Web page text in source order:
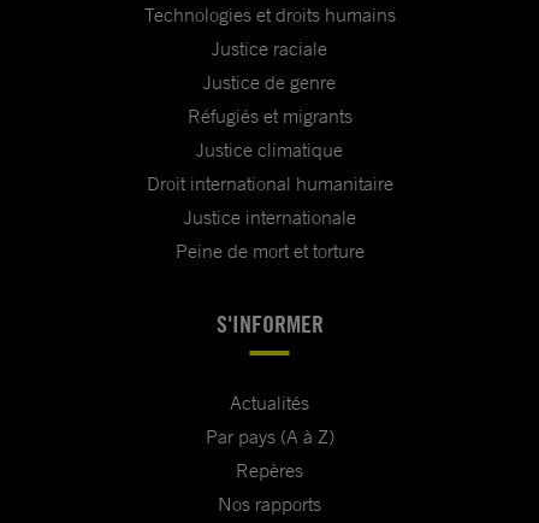
Technologies et droits humains
Justice raciale
Justice de genre
Réfugiés et migrants
Justice climatique
Droit international humanitaire
Justice internationale
Peine de mort et torture
S'INFORMER
Actualités
Par pays (A à Z)
Repères
Nos rapports